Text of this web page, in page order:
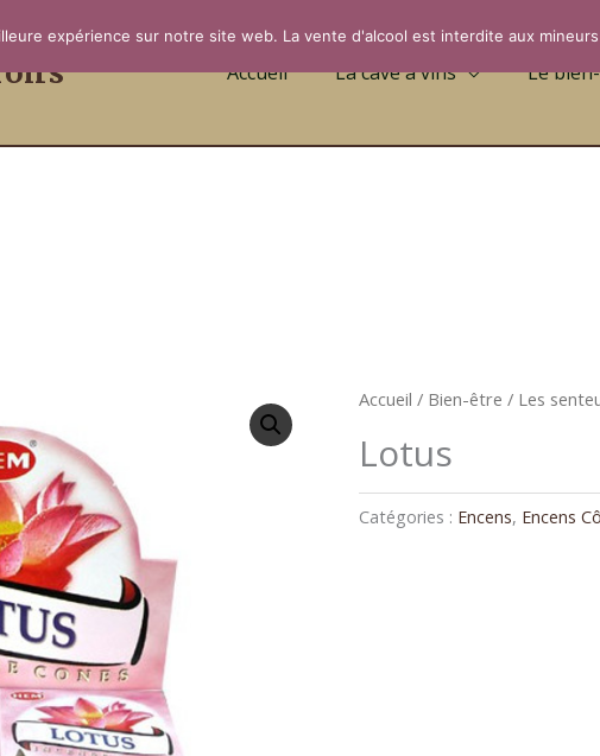
Accueil La cave à vins Le
Accueil / Bien-être / Les
Lotus
Catégories : Encens, Encens
expérience sur notre site web. La vente d'alcool est interdite aux